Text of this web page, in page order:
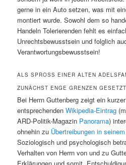
gerne in ein Auto setzen, was mit
montiert wurde. Sowohl dem so
Handeln Tolerierenden fehlt es
Unrechtsbewusstsein und folglich
Verantwortungsbewusstsein!
ALS SPROSS EINER ALTEN
ZUNÄCHST ENGE GRENZEN GESETZT
Bei Herrn Guttenberg zeigt ein
entsprechendenWikipedia-Eintrag
ARD-Politik-Magazin Panorama)
ohnehin zu Übertreibungen in
Soziologisch und psychologisch
Verhalten von Herrn von und zu
Erklärungen und somit